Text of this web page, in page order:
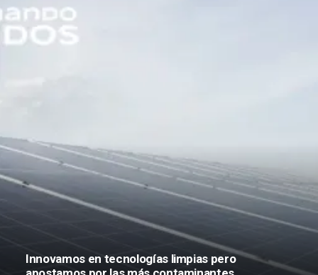
Innovamos en tecnologías limpias pero